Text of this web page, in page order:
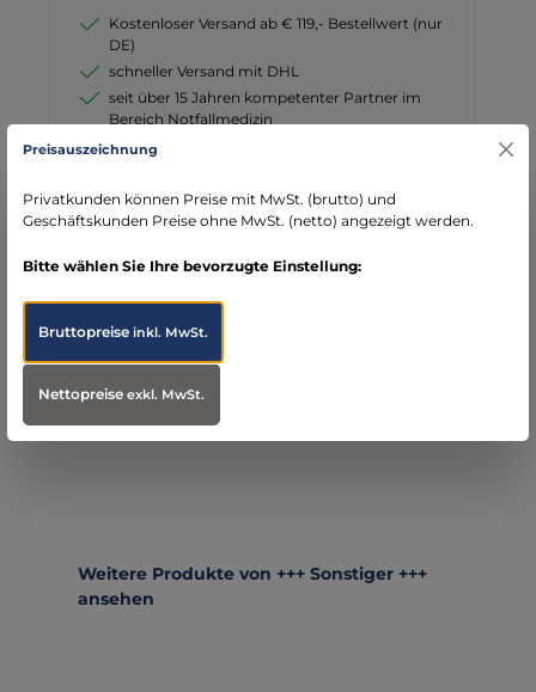
Kostenloser Versand ab € 119,- Bestellwert (nur
DE)
schneller Versand mit DHL
seit über 15 Jahren kompetenter Partner im
Bereich Notfallmedizin
Beschreibung
Koch…Mehr
Bewertungen
Produktgalerie überspringen
Weitere Produkte von +++ Sonstiger +++
ansehen
Preisauszeichnung
Privatkunden können Preise mit MwSt. (brutto) und
Geschäftskunden Preise ohne MwSt. (netto) angezeigt werden.
Bitte wählen Sie Ihre bevorzugte Einstellung:
Bruttopreiseinkl. MwSt.
Nettopreiseexkl. MwSt.